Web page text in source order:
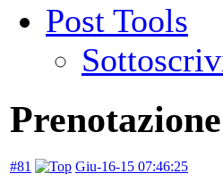
Post Tools
#81 Giu-16-15 07:46:25